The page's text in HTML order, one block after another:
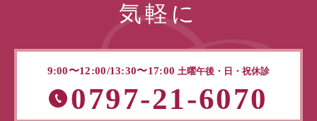
気軽に
9:00〜12:00/13:30〜17:00 土曜午後・日・祝休診
0797-21-6070